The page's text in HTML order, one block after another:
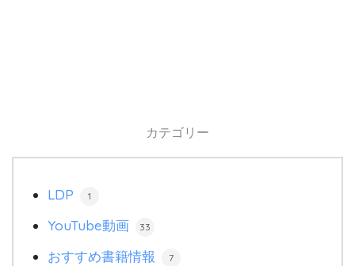
カテゴリー
LDP 1
YouTube動画 33
おすすめ書籍情報 7